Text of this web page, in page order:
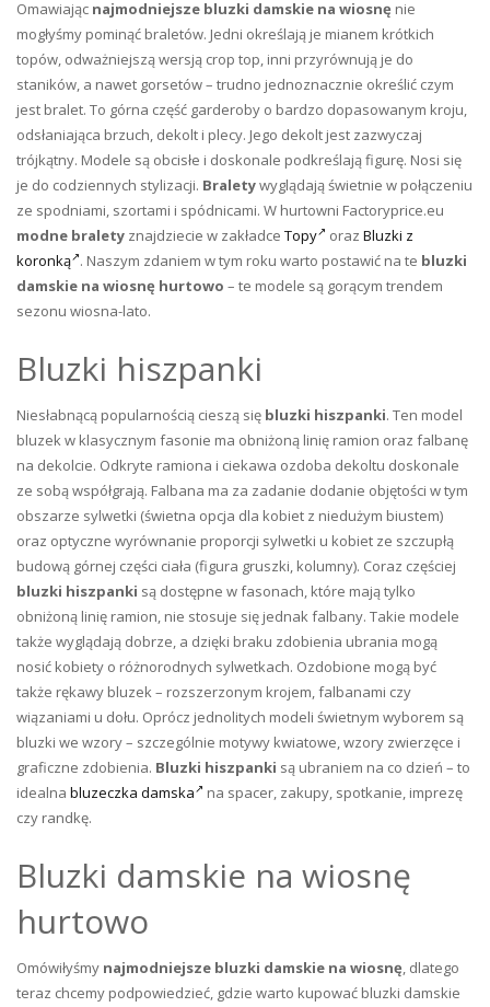
Omawiając najmodniejsze bluzki damskie na wiosnę nie
mogłyśmy pominąć braletów. Jedni określają je mianem krótkich
topów, odważniejszą wersją crop top, inni przyrównują je do
staników, a nawet gorsetów – trudno jednoznacznie określić czym
jest bralet. To górna część garderoby o bardzo dopasowanym kroju,
odsłaniająca brzuch, dekolt i plecy. Jego dekolt jest zazwyczaj
trójkątny. Modele są obcisłe i doskonale podkreślają figurę. Nosi się
je do codziennych stylizacji. Braletywyglądają świetnie w połączeniu
ze spodniami, szortami i spódnicami. W hurtowni Factoryprice.eu
modne bralety znajdziecie w zakładce Topy oraz Bluzki z
koronką . Naszym zdaniem w tym roku warto postawić na te bluzki
damskie na wiosnę hurtowo – te modele są gorącym trendem
sezonu wiosna-lato.
Bluzki hiszpanki
Niesłabnącą popularnością cieszą się bluzki hiszpanki. Ten model
bluzek w klasycznym fasonie ma obniżoną linię ramion oraz falbanę
na dekolcie. Odkryte ramiona i ciekawa ozdoba dekoltu doskonale
ze sobą współgrają. Falbana ma za zadanie dodanie objętości w tym
obszarze sylwetki (świetna opcja dla kobiet z niedużym biustem)
oraz optyczne wyrównanie proporcji sylwetki u kobiet ze szczupłą
budową górnej części ciała (figura gruszki, kolumny). Coraz częściej
bluzki hiszpanki są dostępne w fasonach, które mają tylko
obniżoną linię ramion, nie stosuje się jednak falbany. Takie modele
także wyglądają dobrze, a dzięki braku zdobienia ubrania mogą
nosić kobiety o różnorodnych sylwetkach. Ozdobione mogą być
także rękawy bluzek – rozszerzonym krojem, falbanami czy
wiązaniami u dołu. Oprócz jednolitych modeli świetnym wyborem są
bluzki we wzory – szczególnie motywy kwiatowe, wzory zwierzęce i
graficzne zdobienia. Bluzki hiszpanki są ubraniem na co dzień – to
idealna bluzeczka damska
na spacer, zakupy, spotkanie, imprezę
czy randkę.
Bluzki damskie na wiosnę
hurtowo
Omówiłyśmy najmodniejsze bluzki damskie na wiosnę, dlatego
teraz chcemy podpowiedzieć, gdzie warto kupować bluzki damskie